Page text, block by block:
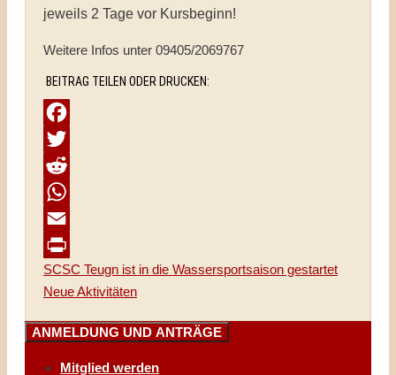
jeweils 2 Tage vor Kursbeginn!
Weitere Infos unter 09405/2069767
BEITRAG TEILEN ODER DRUCKEN:
Facebook
Twitter
Reddit
WhatsApp
Email
Print
SCSC Teugn ist in die Wassersportsaison gestartet
Neue Aktivitäten
ANMELDUNG UND ANTRÄGE
Mitglied werden